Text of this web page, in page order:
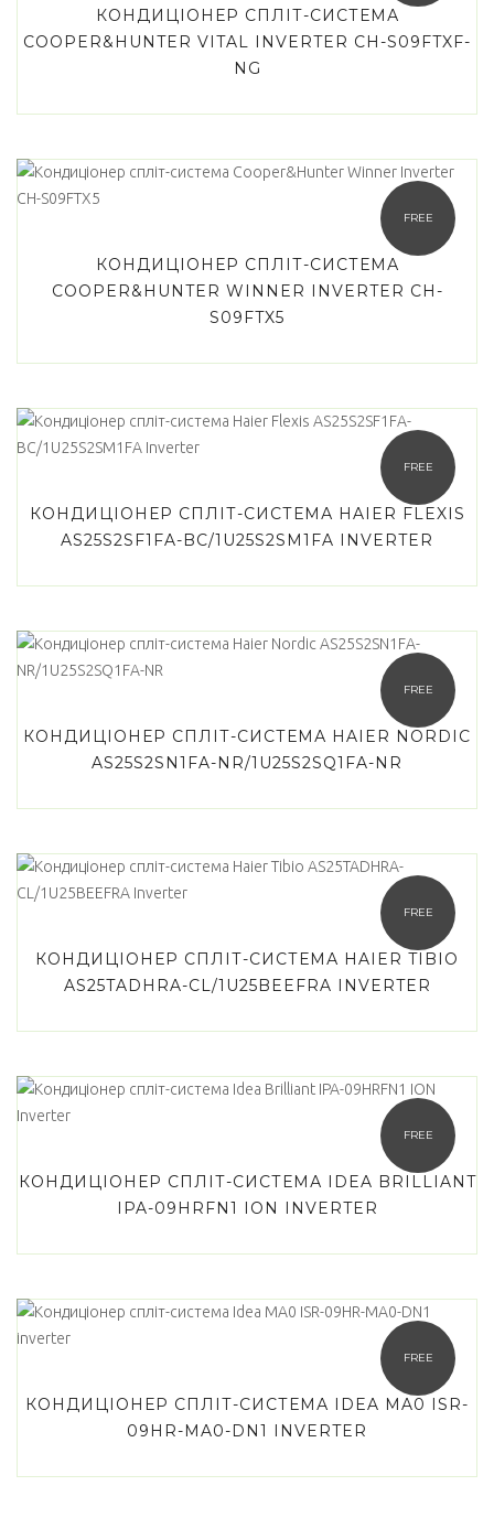
КОНДИЦІОНЕР СПЛІТ-СИСТЕМА
COOPER&HUNTER VITAL INVERTER CH-S09FTXF-
NG
FREE
КОНДИЦІОНЕР СПЛІТ-СИСТЕМА
COOPER&HUNTER WINNER INVERTER CH-
S09FTX5
FREE
КОНДИЦІОНЕР СПЛІТ-СИСТЕМА HAIER FLEXIS
AS25S2SF1FA-BC/1U25S2SM1FA INVERTER
FREE
КОНДИЦІОНЕР СПЛІТ-СИСТЕМА HAIER NORDIC
AS25S2SN1FA-NR/1U25S2SQ1FA-NR
FREE
КОНДИЦІОНЕР СПЛІТ-СИСТЕМА HAIER TIBIO
AS25TADHRA-CL/1U25BEEFRA INVERTER
FREE
КОНДИЦІОНЕР СПЛІТ-СИСТЕМА IDEA BRILLIANT
IPA-09HRFN1 ION INVERTER
FREE
КОНДИЦІОНЕР СПЛІТ-СИСТЕМА IDEA MA0 ISR-
09HR-MA0-DN1 INVERTER